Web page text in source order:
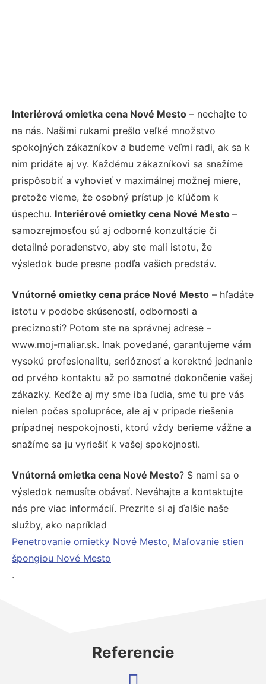
Interiérová omietka cena Nové Mesto – nechajte to
na nás. Našimi rukami prešlo veľké množstvo
spokojných zákazníkov a budeme veľmi radi, ak sa k
nim pridáte aj vy. Každému zákazníkovi sa snažíme
prispôsobiť a vyhovieť v maximálnej možnej miere,
pretože vieme, že osobný prístup je kľúčom k
úspechu. Interiérové omietky cena Nové Mesto –
samozrejmosťou sú aj odborné konzultácie či
detailné poradenstvo, aby ste mali istotu, že
výsledok bude presne podľa vašich predstáv.
Vnútorné omietky cena práce Nové Mesto – hľadáte
istotu v podobe skúseností, odbornosti a
precíznosti? Potom ste na správnej adrese –
www.moj-maliar.sk. Inak povedané, garantujeme vám
vysokú profesionalitu, serióznosť a korektné jednanie
od prvého kontaktu až po samotné dokončenie vašej
zákazky. Keďže aj my sme iba ľudia, sme tu pre vás
nielen počas spolupráce, ale aj v prípade riešenia
prípadnej nespokojnosti, ktorú vždy berieme vážne a
snažíme sa ju vyriešiť k vašej spokojnosti.
Vnútorná omietka cena Nové Mesto? S nami sa o
výsledok nemusíte obávať. Neváhajte a kontaktujte
nás pre viac informácií. Prezrite si aj ďalšie naše
služby, ako napríklad
Penetrovanie omietky Nové Mesto, Maľovanie stien
špongiou Nové Mesto
.
Referencie